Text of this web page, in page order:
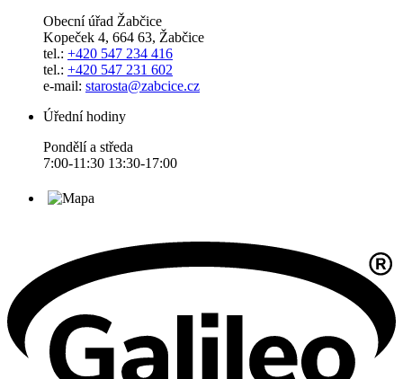
Obecní úřad Žabčice
Kopeček 4, 664 63, Žabčice
tel.: +420 547 234 416
tel.: +420 547 231 602
e-mail: starosta@zabcice.cz
Úřední hodiny
Pondělí a středa
7:00-11:30 13:30-17:00